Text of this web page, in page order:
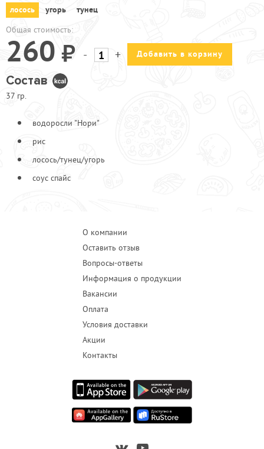
лосось
угорь
тунец
Общая стоимость:
260 - + Добавить в корзину
Состав
37 гр.
водоросли "Нори"
рис
лосось/тунец/угорь
соус спайс
О компании
Оставить отзыв
Вопросы-ответы
Информация о продукции
Вакансии
Оплата
Условия доставки
Акции
Контакты